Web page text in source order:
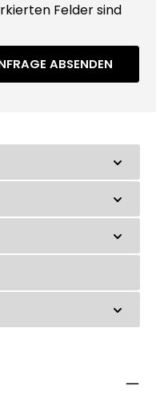
Felder sind
ABSENDEN